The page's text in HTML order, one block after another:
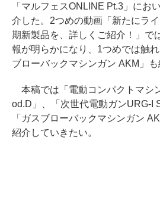
「マルフェスONLINE Pt.3」にお
介した。2つめの動画「新たにラ
期新製品を、詳しくご紹介！」で
報が明らかになり、1つめでは触
ブローバックマシンガン AKM」も
本稿では「電動コンパクトマシ
od.D」、「次世代電動ガンURG-I
「ガスブローバックマシンガン
紹介していきたい。